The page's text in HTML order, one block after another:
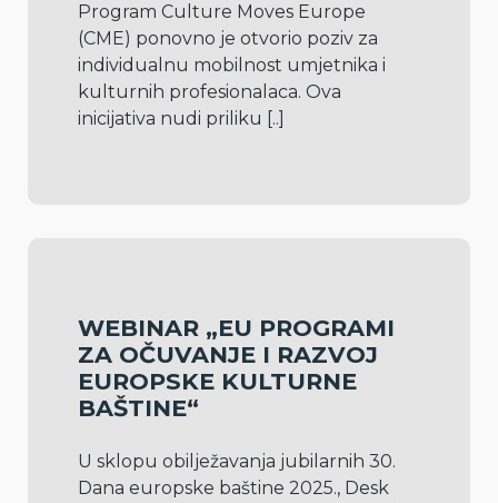
Program Culture Moves Europe
(CME) ponovno je otvorio poziv za
individualnu mobilnost umjetnika i
kulturnih profesionalaca. Ova
inicijativa nudi priliku [..]
WEBINAR „EU PROGRAMI
ZA OČUVANJE I RAZVOJ
EUROPSKE KULTURNE
BAŠTINE“
U sklopu obilježavanja jubilarnih 30.
Dana europske baštine 2025., Desk